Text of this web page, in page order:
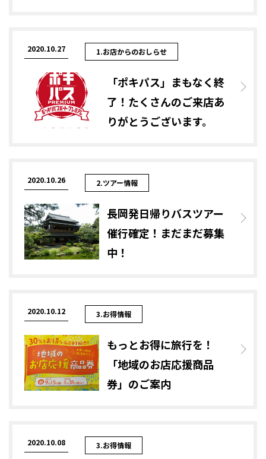
2020.10.27 1.お店からのおしらせ
「ポキパス」まもなく終
了！たくさんのご来店あ
りがとうございます。
2020.10.26 2.ツアー情報
長岡発日帰りバスツアー
催行確定！まだまだ募集
中！
2020.10.12 3.お得情報
もっとお得に旅行を！
「地域のお店応援商品
券」のご案内
2020.10.08 3.お得情報